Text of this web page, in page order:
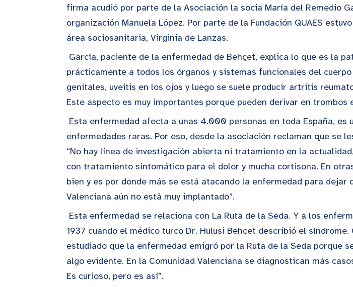
firma acudió por parte de la Asociación la socia María del Remedio
organización Manuela López. Por parte de la Fundación QUAES
área sociosanitaria, Virginia de Lanzas.
García, paciente de la enfermedad de Behçet, explica lo que es la
prácticamente a todos los órganos y sistemas funcionales del
genitales, uveitis en los ojos y luego se suele producir artritis
Este aspecto es muy importantes porque pueden derivar en trombos
Esta enfermedad afecta a unas 4.000 personas en toda España,
enfermedades raras. Por eso, desde la asociación reclaman que se
“No hay línea de investigación abierta ni tratamiento en la
con tratamiento sintomático para el dolor y mucha cortisona. En
bien y es por donde más se está atacando la enfermedad para
Valenciana aún no está muy implantado”.
Esta enfermedad se relaciona con La Ruta de la Seda. Y a los
1937 cuando el médico turco Dr. Hulusi Behçet describió el
estudiado que la enfermedad emigró por la Ruta de la Seda porque
algo evidente. En la Comunidad Valenciana se diagnostican más
Es curioso, pero es así”.